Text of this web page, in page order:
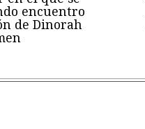
encuentro
de Dinorah